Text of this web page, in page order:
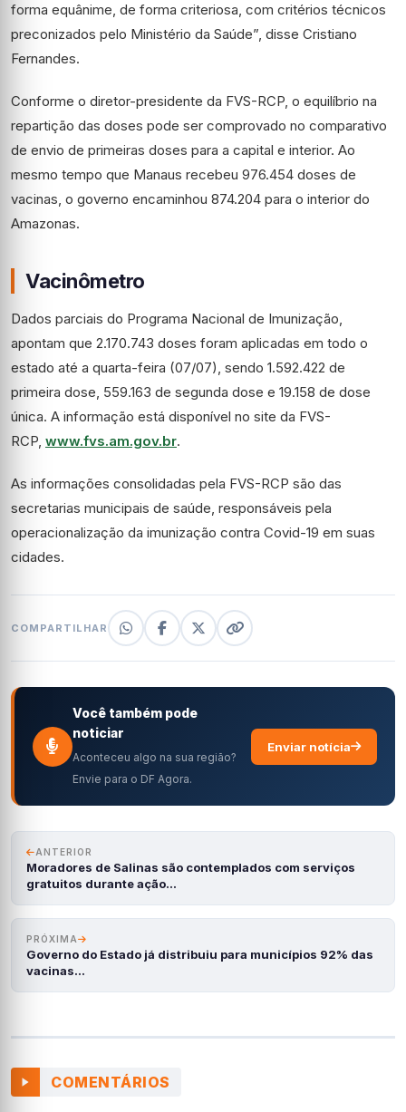
forma equânime, de forma criteriosa, com critérios técnicos
preconizados pelo Ministério da Saúde”, disse Cristiano
Fernandes.
Conforme o diretor-presidente da FVS-RCP, o equilíbrio na
repartição das doses pode ser comprovado no comparativo
de envio de primeiras doses para a capital e interior. Ao
mesmo tempo que Manaus recebeu 976.454 doses de
vacinas, o governo encaminhou 874.204 para o interior do
Amazonas.
Vacinômetro
Dados parciais do Programa Nacional de Imunização,
apontam que 2.170.743 doses foram aplicadas em todo o
estado até a quarta-feira (07/07), sendo 1.592.422 de
primeira dose, 559.163 de segunda dose e 19.158 de dose
única. A informação está disponível no site da FVS-
RCP, www.fvs.am.gov.br.
As informações consolidadas pela FVS-RCP são das
secretarias municipais de saúde, responsáveis pela
operacionalização da imunização contra Covid-19 em suas
cidades.
COMPARTILHAR
Você também pode
noticiar
Aconteceu algo na sua região?
Envie para o DF Agora.
Enviar notícia
ANTERIOR
Moradores de Salinas são contemplados com serviços
gratuitos durante ação…
PRÓXIMA
Governo do Estado já distribuiu para municípios 92% das
vacinas…
COMENTÁRIOS